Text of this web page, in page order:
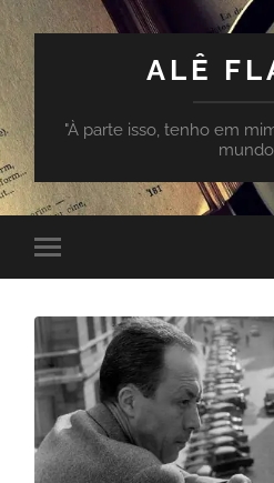
ALÊ
"À parte isso, tenho em
Toggle
mobile